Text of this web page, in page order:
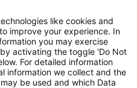
Bei den für die
Tarifen handelt es
unsere restriktivste
zusätzliche Gebühren
andere optionale
dieAllgemeinen